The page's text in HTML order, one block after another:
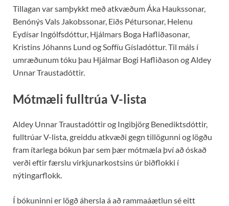
Tillagan var samþykkt með atkvæðum Áka Haukssonar,
Benónýs Vals Jakobssonar, Eiðs Pétursonar, Helenu
Eydísar Ingólfsdóttur, Hjálmars Boga Hafliðasonar,
Kristins Jóhanns Lund og Soffíu Gísladóttur. Til máls í
umræðunum tóku þau Hjálmar Bogi Hafliðason og Aldey
Unnar Traustadóttir.
Mótmæli fulltrúa V-lista
Aldey Unnar Traustadóttir og Ingibjörg Benediktsdóttir,
fulltrúar V-lista, greiddu atkvæði gegn tillögunni og lögðu
fram ítarlega bókun þar sem þær mótmæla því að óskað
verði eftir færslu virkjunarkostsins úr biðflokki í
nýtingarflokk.
Í bókuninni er lögð áhersla á að rammaáætlun sé eitt